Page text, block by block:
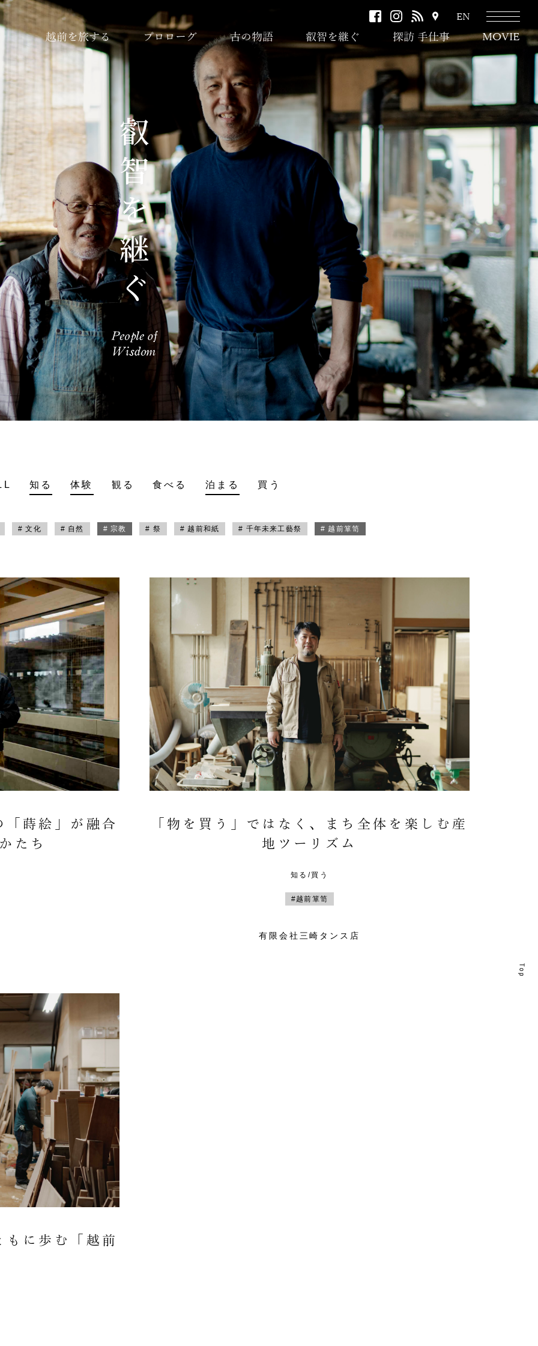
facebookinstagram
RSS
ク
セ
ス
EN
越前を旅する プロローグ 古の物語 叡智を継ぐ 探訪 手仕事 MOVIE
知る 体験 観る 食べる 泊まる 買う
# 文化 # 自然 # 宗教 # 祭 # 越前和紙 # 千年未来工藝祭 # 越前箪笥
蒔絵」が融合
たち
「物を買う」ではなく、まち全体を楽しむ産
地ツーリズム
知る/買う
#越前箪笥
有限会社三崎タンス店
に歩む「越前